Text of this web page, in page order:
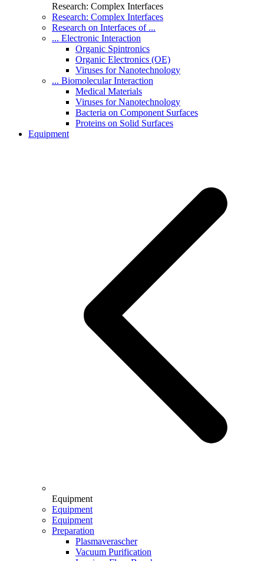
Research: Complex Interfaces
Research: Complex Interfaces
Research on Interfaces of ...
... Electronic Interaction
Organic Spintronics
Organic Electronics (OE)
Viruses for Nanotechnology
... Biomolecular Interaction
Medical Materials
Viruses for Nanotechnology
Bacteria on Component Surfaces
Proteins on Solid Surfaces
Equipment
Equipment
Equipment
Equipment
Preparation
Plasmaverascher
Vacuum Purification